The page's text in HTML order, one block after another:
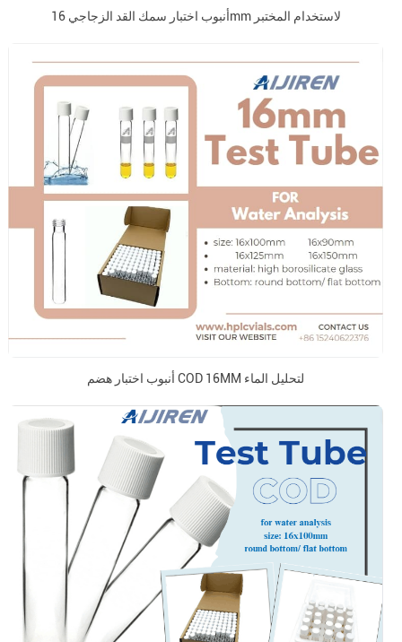
أنبوب اختبار سمك القد الزجاجي 16mm لاستخدام المختبر
أنبوب اختبار هضم COD 16MM لتحليل الماء